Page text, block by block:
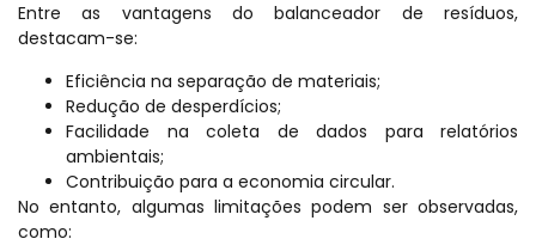
Entre as vantagens do balanceador de resíduos,
destacam-se:
Eficiência na separação de materiais;
Redução de desperdícios;
Facilidade na coleta de dados para relatórios
ambientais;
Contribuição para a economia circular.
No entanto, algumas limitações podem ser observadas,
como: